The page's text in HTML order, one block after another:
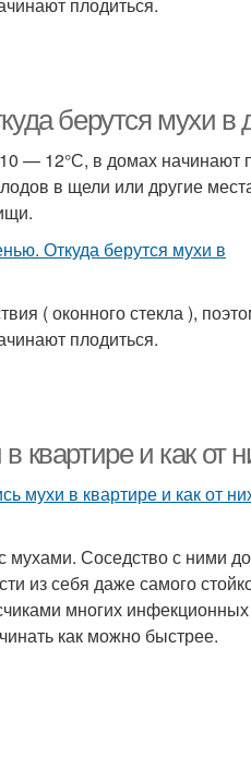
берутся мухи в
— 12°С, в домах начинают
в щели или другие
( оконного стекла ),
плодиться.
квартире и как от
мухами. Соседство с ними
из себя даже самого
многих
как можно быстрее.